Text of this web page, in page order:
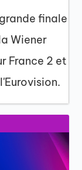
finale
Wiener
France 2 et